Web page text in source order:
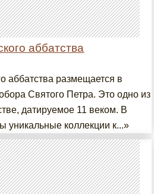
аббатства
аббатства размещается в
Святого Петра. Это одно из
датируемое 11 веком. В
уникальные коллекции к...»